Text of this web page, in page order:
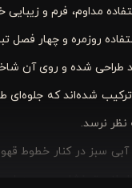
مداوم، فرم و زیبایی
روزمره و چهار فصل
طراحی شده و روی آن
شده‌اند که
نرسد.
سبز در کنار خطوط
واضح‌تر نشان می‌دهد.